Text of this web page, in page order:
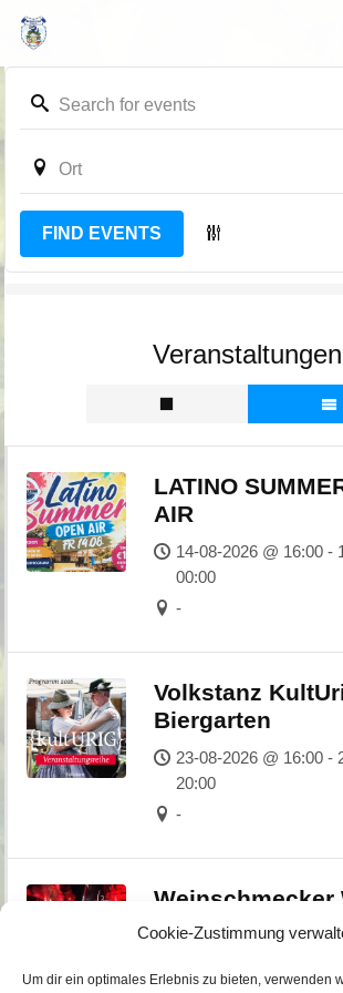
Cookie-Zustimmung
Um dir ein optimales Erlebnis zu bieten, verwenden
Inhalt
FIND EVENTS
Veranstaltungen
LATINO
AIR
14-08-2026 @ 16:00 -
00:00
-
Volkstanz
Biergarten
23-08-2026 @ 16:00 -
20:00
-
Weinschmecker
03-09-2026 @ 17:00 -